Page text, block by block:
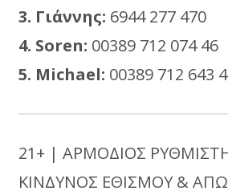
3. Γιάννης: 6944 277 470
4. Soren: 00389 712 074 46
5. Michael: 00389 712 643
21+ | ΑΡΜΟΔΙΟΣ
ΚΙΝΔΥΝΟΣ ΕΘΙΣΜΟΥ &